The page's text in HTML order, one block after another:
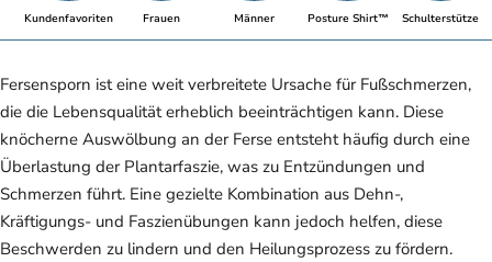
Kundenfavoriten Frauen Männer Posture Shirt™ Schulterstütze
Fersensporn ist eine weit verbreitete Ursache für Fußschmerzen,
die die Lebensqualität erheblich beeinträchtigen kann. Diese
knöcherne Auswölbung an der Ferse entsteht häufig durch eine
Überlastung der Plantarfaszie, was zu Entzündungen und
Schmerzen führt. Eine gezielte Kombination aus Dehn-,
Kräftigungs- und Faszienübungen kann jedoch helfen, diese
Beschwerden zu lindern und den Heilungsprozess zu fördern.